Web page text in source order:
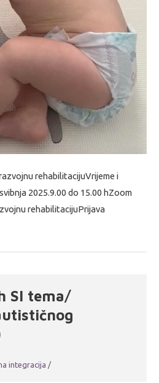
rehabilitacijuVrijeme i
2025.9.00 do 15.00 hZoom
rehabilitacijuPrijava
SI tema/
integracija /